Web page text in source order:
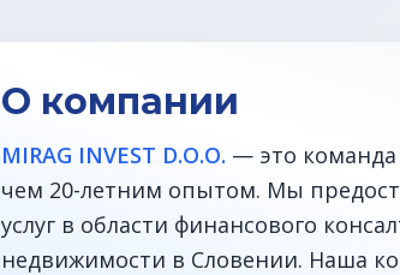
О компании
MIRAG INVEST D.O.O. — это команда
чем 20-летним опытом. Мы
услуг в области финансового
недвижимости в Словении. Наша